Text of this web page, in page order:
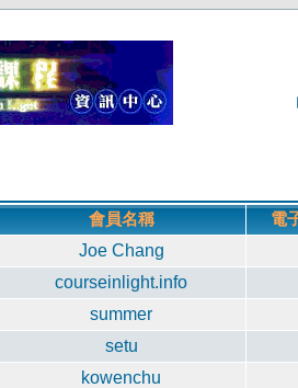
會員名稱
電
Joe Chang
courseinlight.info
summer
setu
kowenchu